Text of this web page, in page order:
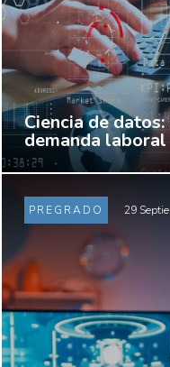
Ciencia de
demanda laboral
PREGRADO 29